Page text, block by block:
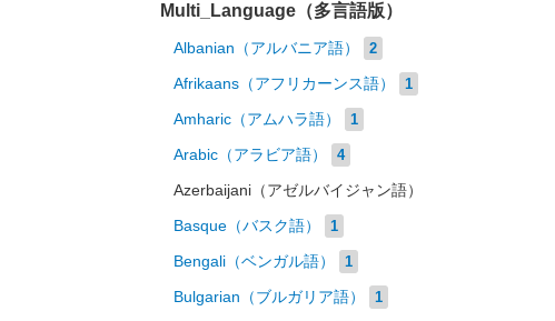
Multi_Language（多言語版）
Albanian（アルバニア語） 2
Afrikaans（アフリカーンス語） 1
Amharic（アムハラ語） 1
Arabic（アラビア語） 4
Azerbaijani（アゼルバイジャン語）
Basque（バスク語） 1
Bengali（ベンガル語） 1
Bulgarian（ブルガリア語） 1